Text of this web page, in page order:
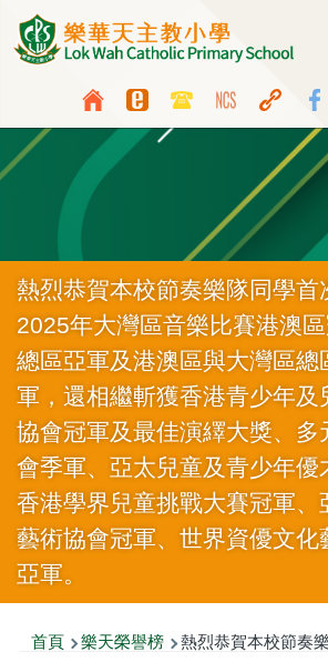
移至主內容
Top
Media
Icon
Button
Language
switcher
熱烈恭賀本校節奏樂隊同學首
2025年大灣區音樂比賽港澳
總區亞軍及港澳區與大灣區總
軍，還相繼斬獲香港青少年及
協會冠軍及最佳演繹大獎、多
會季軍、亞太兒童及青少年優
香港學界兒童挑戰大賽冠軍、
藝術協會冠軍、世界資優文化
亞軍。
導
首頁 樂天榮譽榜 熱烈恭賀本校節奏